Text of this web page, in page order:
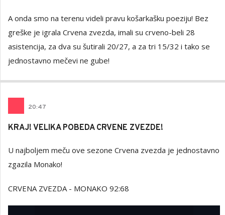
A onda smo na terenu videli pravu košarkašku poeziju! Bez
greške je igrala Crvena zvezda, imali su crveno-beli 28
asistencija, za dva su šutirali 20/27, a za tri 15/32 i tako se
jednostavno mečevi ne gube!
20:47
KRAJ! VELIKA POBEDA CRVENE ZVEZDE!
U najboljem meču ove sezone Crvena zvezda je jednostavno
zgazila Monako!
CRVENA ZVEZDA - MONAKO 92:68